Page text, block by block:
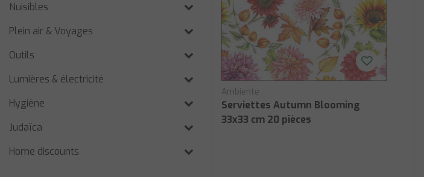
Nuisibles
Plein air & Voyages
Outils
Lumières & électricité
Hygiène
Judaïca
Home discounts
Ambiente
Serviettes Autumn Blooming
33x33 cm 20 pièces